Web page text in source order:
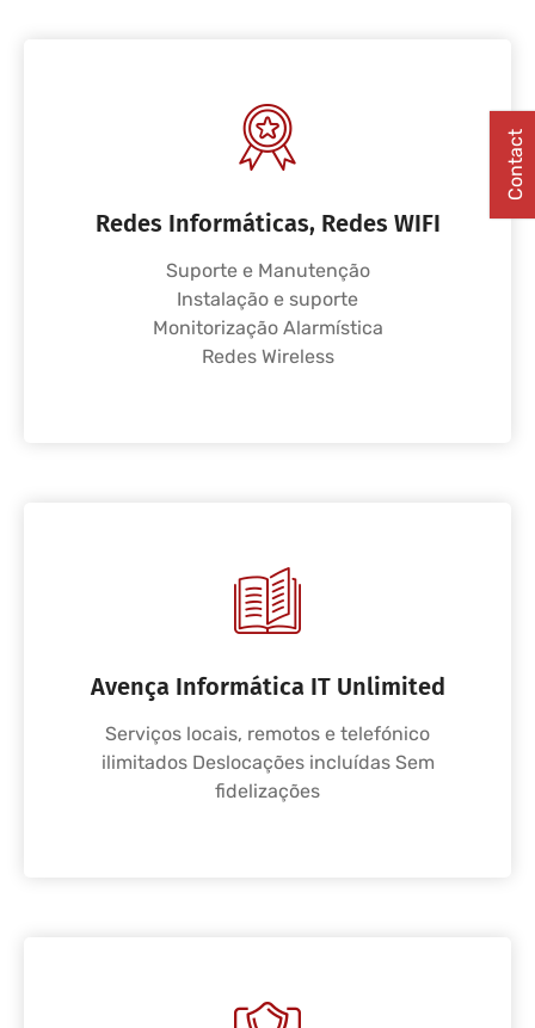
Redes Informáticas, Redes WIFI
Suporte e Manutenção
Instalação e suporte
Monitorização Alarmística
Redes Wireless
Avença Informática IT Unlimited
Serviços locais, remotos e telefónico
ilimitados Deslocações incluídas Sem
fidelizações
Contact